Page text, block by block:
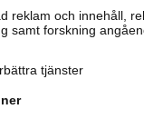
adresser,
Marknadsför
reklam och innehåll,
samt forskning
tjänster